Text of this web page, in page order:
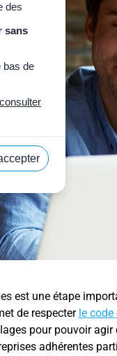
est une étape
de respecter le code
pour pouvoir
adhérentes
des
sans
bas de
consulter